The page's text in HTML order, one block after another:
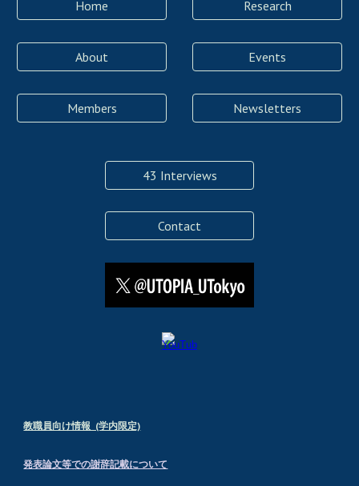
Home
About
Members
Research
Events
Newsletters
43 Interviews
Contact
教職員向け情報 (学内限定)
発表論文等での謝辞記載について